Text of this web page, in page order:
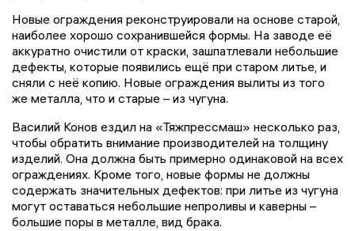
Новые ограждения реконструировали на основе старой,
наиболее хорошо сохранившейся формы. На заводе её
аккуратно очистили от краски, зашпатлевали небольшие
дефекты, которые появились ещё при старом литье, и
сняли с неё копию. Новые ограждения вылиты из того
же металла, что и старые – из чугуна.
Василий Конов ездил на «Тяжпрессмаш» несколько раз,
чтобы обратить внимание производителей на толщину
изделий. Она должна быть примерно одинаковой на всех
ограждениях. Кроме того, новые формы не должны
содержать значительных дефектов: при литье из чугуна
могут оставаться небольшие непроливы и каверны –
большие поры в металле, вид брака.